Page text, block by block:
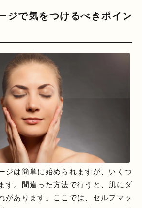
ジで気をつけるべきポイン
ジは簡単に始められますが、いくつ
す。間違った方法で行うと、肌にダ
があります。ここでは、セルフマッ